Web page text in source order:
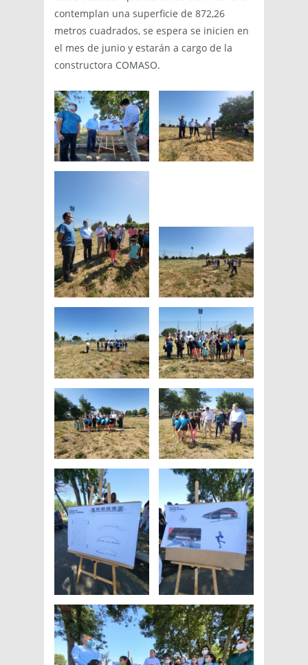
contemplan una superficie de 872,26
metros cuadrados, se espera se inicien en
el mes de junio y estarán a cargo de la
constructora COMASO.